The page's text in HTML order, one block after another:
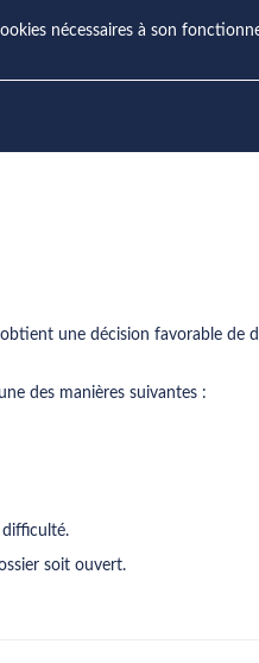
nécessaires à son
une décision favorable
des manières suivantes :
soit ouvert.